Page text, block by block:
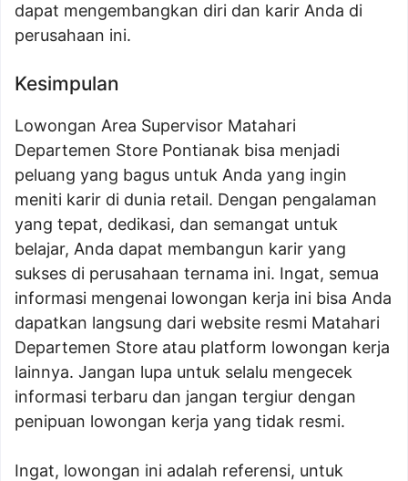
dapat mengembangkan diri dan karir Anda di
perusahaan ini.
Kesimpulan
Lowongan Area Supervisor Matahari
Departemen Store Pontianak bisa menjadi
peluang yang bagus untuk Anda yang ingin
meniti karir di dunia retail. Dengan pengalaman
yang tepat, dedikasi, dan semangat untuk
belajar, Anda dapat membangun karir yang
sukses di perusahaan ternama ini. Ingat, semua
informasi mengenai lowongan kerja ini bisa Anda
dapatkan langsung dari website resmi Matahari
Departemen Store atau platform lowongan kerja
lainnya. Jangan lupa untuk selalu mengecek
informasi terbaru dan jangan tergiur dengan
penipuan lowongan kerja yang tidak resmi.
Ingat, lowongan ini adalah referensi, untuk